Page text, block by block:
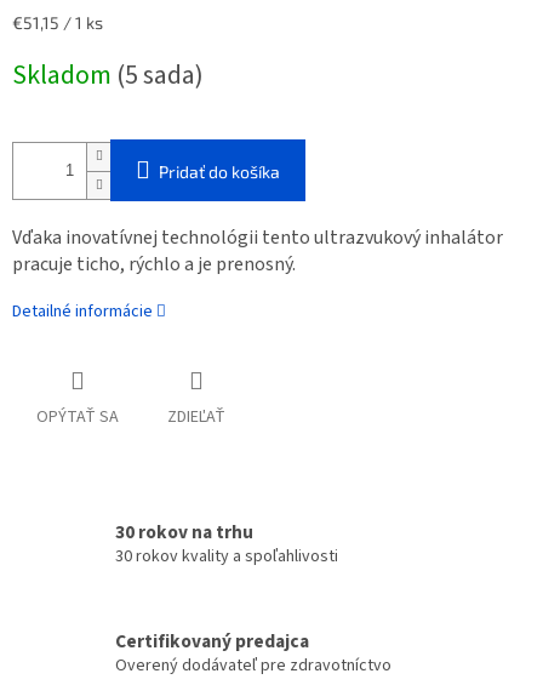
Jednotková
€51,15 / 1 ks
Skladom (5 sada)
Pridať do košíka
Vďaka inovatívnej technológii tento ultrazvukový inhalátor
pracuje ticho, rýchlo a je prenosný.
Detailné informácie
OPÝTAŤ SA ZDIEĽAŤ
30 rokov na trhu
30 rokov kvality a spoľahlivosti
Certifikovaný predajca
Overený dodávateľ pre zdravotníctvo